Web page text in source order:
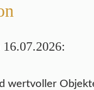
wertvoller